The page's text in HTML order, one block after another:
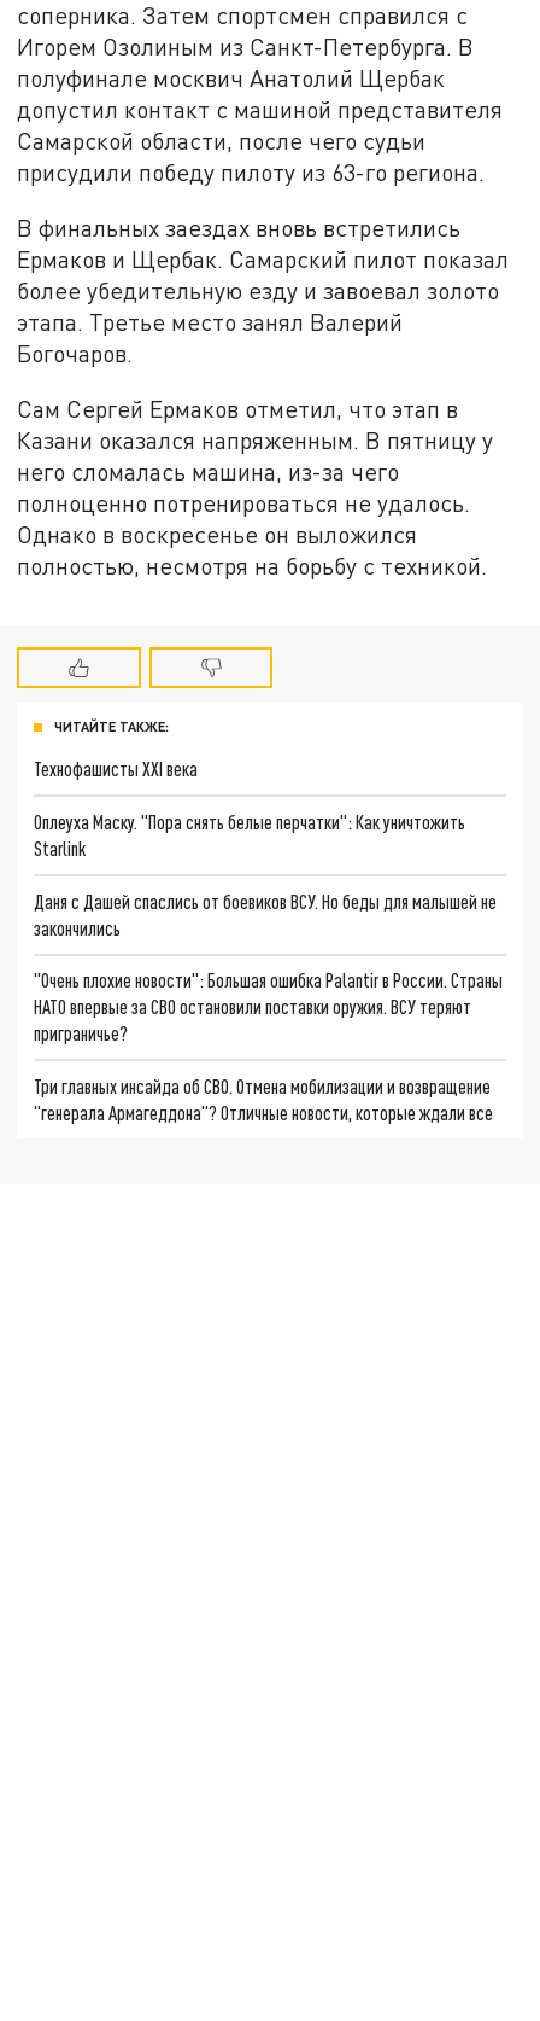
соперника. Затем спортсмен справился с
Игорем Озолиным из Санкт-Петербурга. В
полуфинале москвич Анатолий Щербак
допустил контакт с машиной представителя
Самарской области, после чего судьи
присудили победу пилоту из 63-го региона.
В финальных заездах вновь встретились
Ермаков и Щербак. Самарский пилот показал
более убедительную езду и завоевал золото
этапа. Третье место занял Валерий
Богочаров.
Сам Сергей Ермаков отметил, что этап в
Казани оказался напряженным. В пятницу у
него сломалась машина, из-за чего
полноценно потренироваться не удалось.
Однако в воскресенье он выложился
полностью, несмотря на борьбу с техникой.
ЧИТАЙТЕ ТАКЖЕ:
Технофашисты XXI века
Оплеуха Маску. "Пора снять белые перчатки": Как уничтожить
Starlink
Даня с Дашей спаслись от боевиков ВСУ. Но беды для малышей не
закончились
"Очень плохие новости": Большая ошибка Palantir в России. Страны
НАТО впервые за СВО остановили поставки оружия. ВСУ теряют
приграничье?
Три главных инсайда об СВО. Отмена мобилизации и возвращение
"генерала Армагеддона"? Отличные новости, которые ждали все